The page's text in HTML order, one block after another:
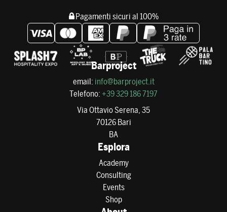
Pagamenti sicuri al 100%
Barproject
email: info@barproject.it
Telefono: +39 329 186 7197
Via Ottavio Serena, 35
70126 Bari
BA
Esplora
Academy
Consulting
Events
Shop